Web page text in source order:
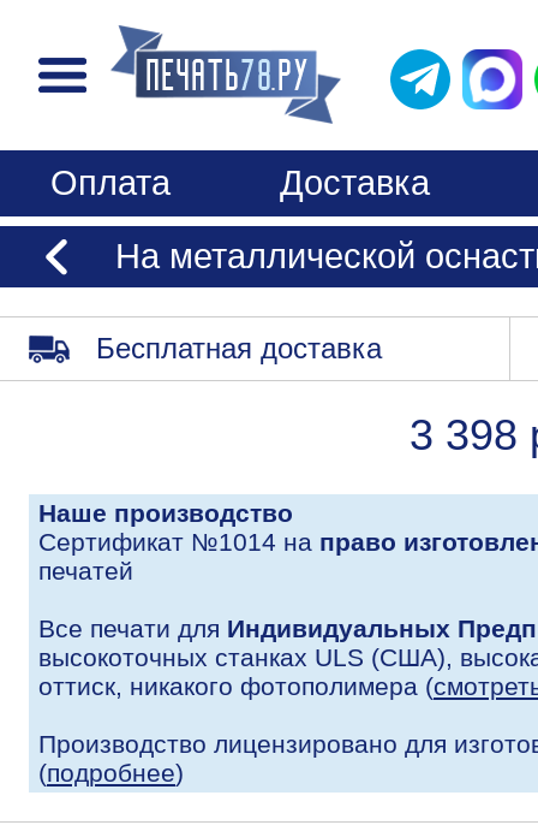
Оплата
Доставка
На металлической
Бесплатная доставка
3 398
Наше производство
Сертификат №1014 на право
печатей
Все печати для Индивидуальных
высокоточных станках ULS (США),
оттиск, никакого фотополимера (
Производство лицензировано для
(подробнее)